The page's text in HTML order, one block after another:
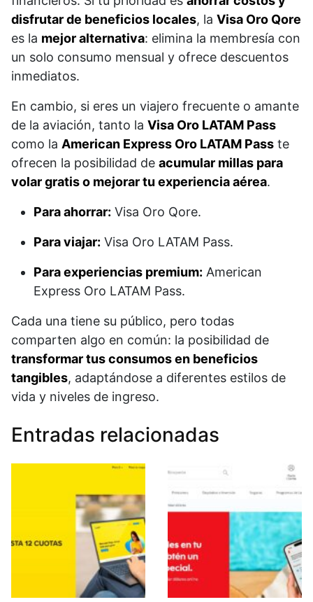
disfrutar de beneficios locales, la Visa Oro Qore
es la mejor alternativa: elimina la membresía con
un solo consumo mensual y ofrece descuentos
inmediatos.
En cambio, si eres un viajero frecuente o amante
de la aviación, tanto la Visa Oro LATAM Pass
como la American Express Oro LATAM Pass te
ofrecen la posibilidad de acumular millas para
volar gratis o mejorar tu experiencia aérea.
Para ahorrar: Visa Oro Qore.
Para viajar: Visa Oro LATAM Pass.
Para experiencias premium: American
Express Oro LATAM Pass.
Cada una tiene su público, pero todas
comparten algo en común: la posibilidad de
transformar tus consumos en beneficios
tangibles, adaptándose a diferentes estilos de
vida y niveles de ingreso.
Entradas relacionadas